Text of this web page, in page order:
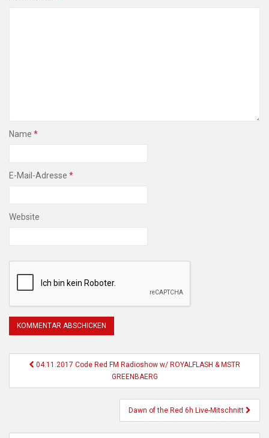
Name *
E-Mail-Adresse *
Website
Beitragsnavigation
04.11.2017 Code Red FM Radioshow w/ ROYALFLASH & MSTR
GREENBAERG
Dawn of the Red 6h Live-Mitschnitt